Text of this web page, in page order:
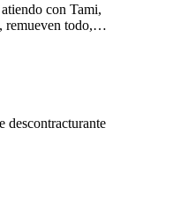
con Tami,
remueven todo,
todo
traumas y/o
y soltó
Es muy buena
descontracturante